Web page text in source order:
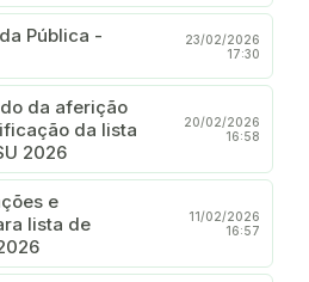
Pública -
23/02/2026
17:30
da aferição
da lista
2026
20/02/2026
16:58
e
lista de
11/02/2026
16:57